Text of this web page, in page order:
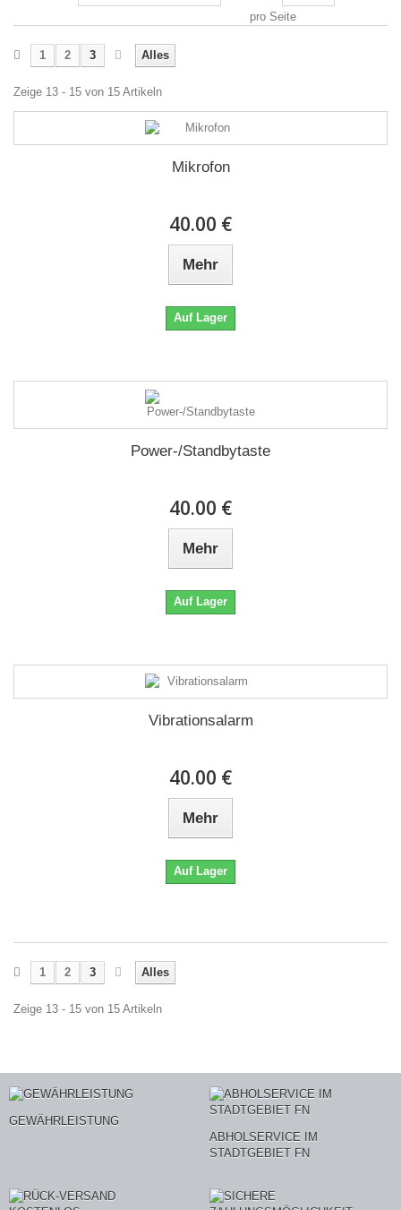
pro Seite
Alles
1 2 3
Zeige 13 - 15 von 15 Artikeln
Mikrofon
40.00 €
Mehr
Auf Lager
Power-/Standbytaste
40.00 €
Mehr
Auf Lager
Vibrationsalarm
40.00 €
Mehr
Auf Lager
Alles
1 2 3
Zeige 13 - 15 von 15 Artikeln
GEWÄHRLEISTUNG
ABHOLSERVICE IM
STADTGEBIET FN